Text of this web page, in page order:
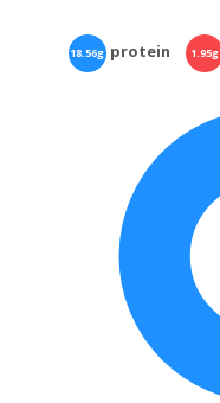
18.56gprotein 1.95g